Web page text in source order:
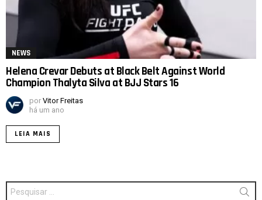
NEWS
Helena Crevar Debuts at Black Belt Against World
Champion Thalyta Silva at BJJ Stars 16
por Vitor Freitas
há um ano
LEIA MAIS
Procurar
por: